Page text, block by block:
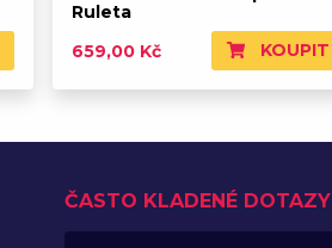
Ruleta
659,00 Kč
KOUPIT
ČASTO KLADENÉ DOTAZY